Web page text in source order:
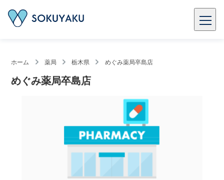
ホーム 薬局 栃木県 めぐみ薬局卒島店
めぐみ薬局卒島店